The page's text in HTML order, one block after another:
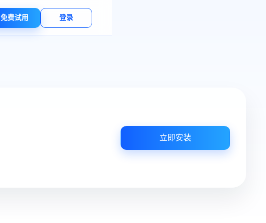
免费试用 登录
立即安装